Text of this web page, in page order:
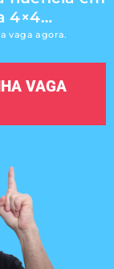
4×4…
vaga agora.
VAGA